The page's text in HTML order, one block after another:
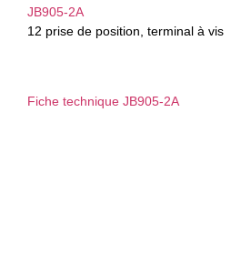
JB905-2A
12 prise de position, terminal à vis
Fiche technique JB905-2A